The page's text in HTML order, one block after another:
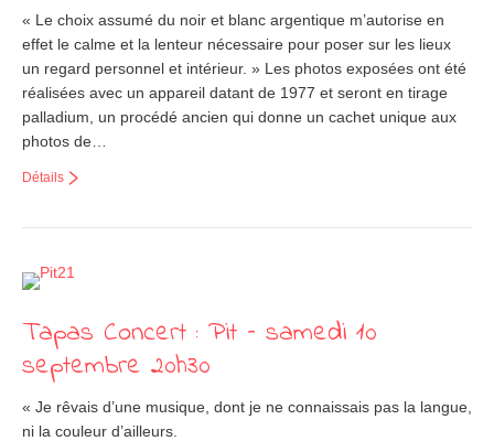
« Le choix assumé du noir et blanc argentique m’autorise en
effet le calme et la lenteur nécessaire pour poser sur les lieux
un regard personnel et intérieur. » Les photos exposées ont été
réalisées avec un appareil datant de 1977 et seront en tirage
palladium, un procédé ancien qui donne un cachet unique aux
photos de…
Détails
Tapas Concert : Pit – samedi 10
septembre 20h30
« Je rêvais d’une musique, dont je ne connaissais pas la langue,
ni la couleur d’ailleurs.